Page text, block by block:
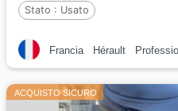
Stato : Usato
Francia Hérault
ACQUISTO SICURO